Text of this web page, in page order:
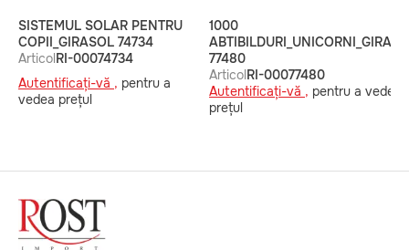
SISTEMUL SOLAR PENTRU
COPII_GIRASOL 74734
ArticolRI-00074734
Autentificați-vă , pentru a
vedea prețul
1000
77480
ArticolRI-00077480
Autentificați-vă , pentru a vedea
prețul